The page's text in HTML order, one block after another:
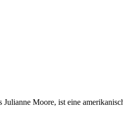
Moore, ist eine